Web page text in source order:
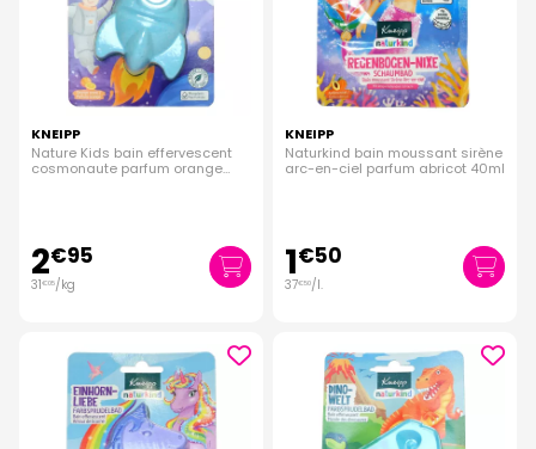
KNEIPP
Nature Kids bain effervescent
cosmonaute parfum orange
2€95
31€05/kg
KNEIPP
Naturkind bain moussant sirène
arc-en-ciel parfum abricot 40ml
1€50
37€50/l.